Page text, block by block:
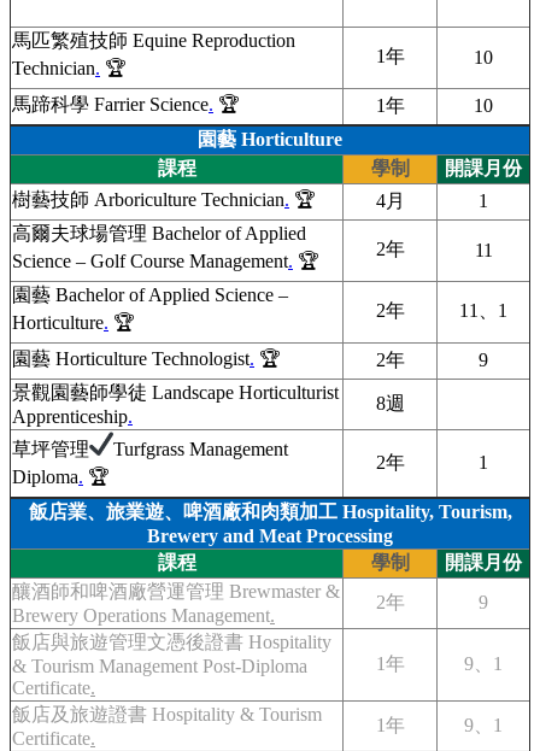
馬匹繁殖技師 Equine Reproduction
Technician. 🏆
1年 10
馬蹄科學 Farrier Science. 🏆 1年
10
園藝 Horticulture
課程
學制
開課月份
樹藝技師 Arboriculture Technician. 🏆 4月
1
高爾夫球場管理 Bachelor of Applied
Science – Golf Course Management. 🏆
2年 11
園藝 Bachelor of Applied Science –
Horticulture. 🏆
2年 11、1
園藝 Horticulture Technologist. 🏆 2年
9
景觀園藝師學徒 Landscape Horticulturist
Apprenticeship.
8週
草坪管理
Turfgrass Management
Diploma. 🏆
2年 1
飯店業、旅業遊、啤酒廠和肉類加工 Hospitality, Tourism,
Brewery and Meat Processing
課程
學制
開課月份
釀酒師和啤酒廠營運管理 Brewmaster &
Brewery Operations Management.
2年
9
飯店與旅遊管理文憑後證書 Hospitality
& Tourism Management Post-Diploma
Certificate.
1年 9、1
飯店及旅遊證書 Hospitality & Tourism
Certificate.
1年
9、1